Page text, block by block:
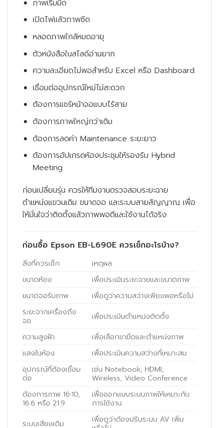
ภาพเริ่มมืด
เปิดไฟแล้วภาพซีด
หลอดภาพใกล้หมดอายุ
ตัวหนังสือในสไลด์อ่านยาก
ความละเอียดไม่พอสำหรับ Excel หรือ Dashboard
เชื่อมต่ออุปกรณ์ใหม่ไม่สะดวก
ต้องการแชร์หน้าจอแบบไร้สาย
ต้องการภาพใหญ่กว่าเดิม
ต้องการลดค่า Maintenance ระยะยาว
ต้องการอัปเกรดห้องประชุมให้รองรับ Hybrid
Meeting
ก่อนเปลี่ยนรุ่น ควรให้ทีมงานตรวจสอบระยะฉาย
ตำแหน่งแขวนเดิม ขนาดจอ และระบบสายสัญญาณ เพื่อ
ให้มั่นใจว่าติดตั้งแล้วภาพพอดีและใช้งานได้จริง
ก่อนซื้อ Epson EB-L690E ควรเช็กอะไรบ้าง?
สิ่งที่ควรเช็ก
เหตุผล
ขนาดห้อง
เพื่อประเมินระยะฉายและขนาดภาพ
ขนาดจอรับภาพ
เพื่อดูว่าความสว่างเพียงพอหรือไม่
ระยะจากเครื่องถึง
จอ
เพื่อประเมินตำแหน่งติดตั้ง
ความสูงฝ้า
เพื่อเลือกขายึดและตำแหน่งภาพ
แสงในห้อง
เพื่อประเมินความสว่างที่เหมาะสม
อุปกรณ์ที่ต้องเชื่อม
ต่อ
เช่น Notebook, HDMI,
Wireless, Video Conference
ต้องการภาพ 16:10,
16:6 หรือ 21:9
เพื่อออกแบบระบบภาพให้เหมาะกับ
การใช้งาน
ระบบเสียงเดิม
เพื่อดูว่าต้องปรับระบบ AV เพิ่ม